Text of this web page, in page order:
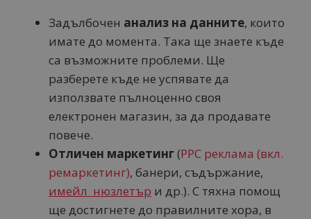
Задълбочен анализ на данните, които
имате до момента. Така ще знаете къде
са възможните проблеми. Ще
разберете къде не успявате да
използвате пълноценно своя
електронен магазин, за да продавате
повече.
Отличен маркетинг(PPC реклама (вкл.
ремаркетинг), банери, съдържание,
имейл нюзлетър и др.). С тяхна помощ
ще достигнете до правилните хора, в